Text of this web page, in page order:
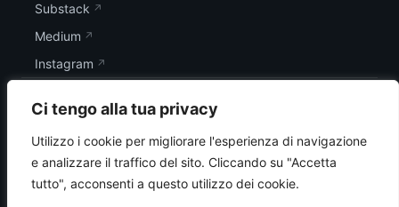
Ci tengo alla tua privacy
Utilizzo i cookie per migliorare l'esperienza di navigazione
e analizzare il traffico del sito. Cliccando su "Accetta
tutto", acconsenti a questo utilizzo dei cookie.
Substack
Medium
Instagram